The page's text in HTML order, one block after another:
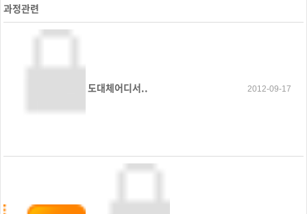
과정관련
도대체어디서.. 2012-09-17